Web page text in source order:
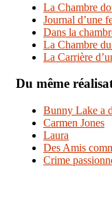
La Chambre
Journal d’une
Dans la
La Chambre
La Carrière
Du même
Bunny Lake a
Carmen Jones
Laura
Des Amis
Crime